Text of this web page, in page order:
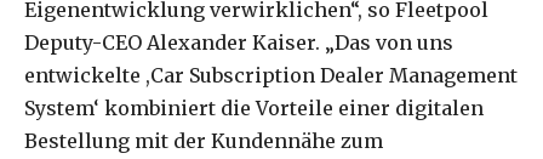
Eigenentwicklung verwirklichen“, so Fleetpool
Deputy-CEO Alexander Kaiser. „Das von uns
entwickelte ,Car Subscription Dealer Management
System‘ kombiniert die Vorteile einer digitalen
Bestellung mit der Kundennähe zum